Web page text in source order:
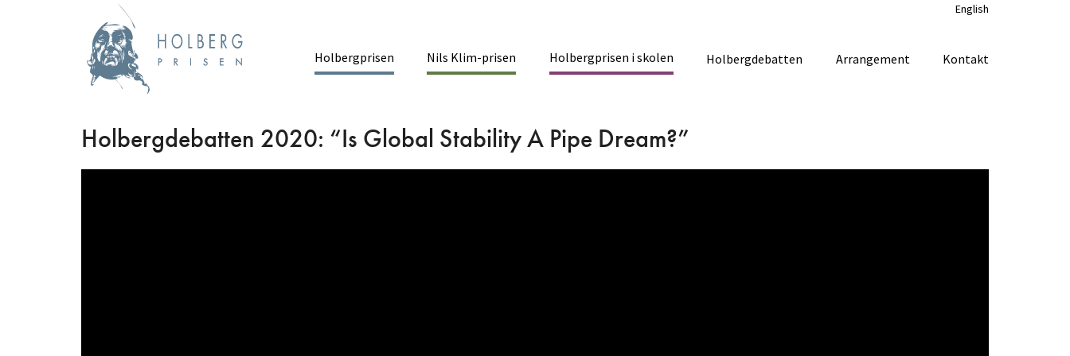
English
Mainmenu
Holbergprisen Nils Klim-prisen Holbergprisen i skolen Holbergdebatten Arrangement Kontakt
Holbergdebatten 2020: “Is Global Stability A Pipe Dream?”